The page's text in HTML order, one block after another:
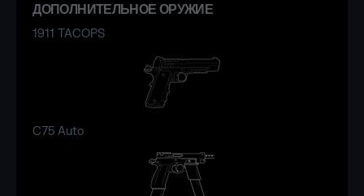
ДОПОЛНИТЕЛЬНОЕ ОРУЖИЕ
1911 TACOPS
C75 Auto